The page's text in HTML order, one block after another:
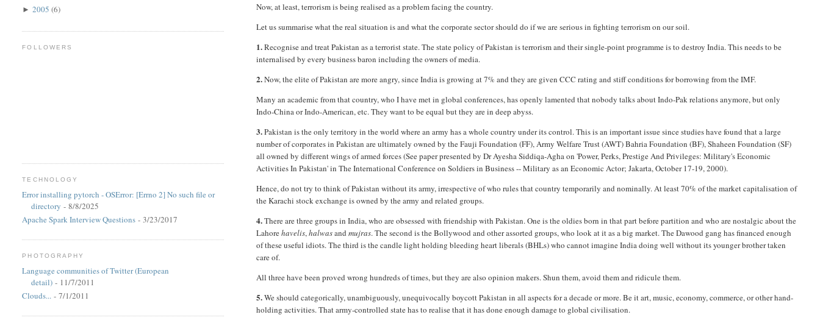
Now, at least, terrorism is being realised as a problem facing the country.
Let us summarise what the real situation is and what the corporate sector should do if we are serious in fighting terrorism on our soil.
1.Recognise and treat Pakistan as a terrorist state. The state policy of Pakistan is terrorism and their single-point programme is to destroy India. This needs to be
internalised by every business baron including the owners of media.
2.Now, the elite of Pakistan are more angry, since India is growing at 7% and they are given CCC rating and stiff conditions for borrowing from the IMF.
Many an academic from that country, who I have met in global conferences, has openly lamented that nobody talks about Indo-Pak relations anymore, but only
Indo-China or Indo-American, etc. They want to be equal but they are in deep abyss.
3.Pakistan is the only territory in the world where an army has a whole country under its control. This is an important issue since studies have found that a large
number of corporates in Pakistan are ultimately owned by the Fauji Foundation (FF), Army Welfare Trust (AWT) Bahria Foundation (BF), Shaheen Foundation (SF)
all owned by different wings of armed forces (See paper presented by Dr Ayesha Siddiqa-Agha on 'Power, Perks, Prestige And Privileges: Military's Economic
Activities In Pakistan' in The International Conference on Soldiers in Business -- Military as an Economic Actor; Jakarta, October 17-19, 2000).
Hence, do not try to think of Pakistan without its army, irrespective of who rules that country temporarily and nominally. At least 70% of the market capitalisation of
the Karachi stock exchange is owned by the army and related groups.
4.There are three groups in India, who are obsessed with friendship with Pakistan. One is the oldies born in that part before partition and who are nostalgic about the
Lahorehavelis,halwasandmujras. The second is the Bollywood and other assorted groups, who look at it as a big market. The Dawood gang has financed enough
of these useful idiots. The third is the candle light holding bleeding heart liberals (BHLs) who cannot imagine India doing well without its younger brother taken
care of.
All three have been proved wrong hundreds of times, but they are also opinion makers. Shun them, avoid them and ridicule them.
5.We should categorically, unambiguously, unequivocally boycott Pakistan in all aspects for a decade or more. Be it art, music, economy, commerce, or other hand-
holding activities. That army-controlled state has to realise that it has done enough damage to global civilisation.
►2005(6)
FOLLOWERS
TECHNOLOGY
Error installing pytorch - OSError: [Errno 2] No such file or
directory - 8/8/2025
Apache Spark Interview Questions - 3/23/2017
PHOTOGRAPHY
Language communities of Twitter (European
detail) - 11/7/2011
Clouds... - 7/1/2011